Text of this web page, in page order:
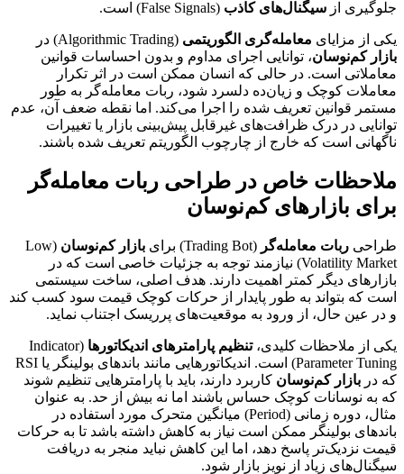
جلوگیری از سیگنال‌های کاذب (False Signals) است.
یکی از مزایای معامله‌گری الگوریتمی (Algorithmic Trading) در
بازار کم‌نوسان، توانایی اجرای مداوم و بدون احساسات قوانین
معاملاتی است. در حالی که انسان ممکن است در اثر تکرار
معاملات کوچک و زیان‌ده دلسرد شود، ربات معامله‌گر به طور
مستمر قوانین تعریف شده را اجرا می‌کند. اما نقطه ضعف آن، عدم
توانایی در درک ظرافت‌های غیرقابل پیش‌بینی بازار یا تغییرات
ناگهانی است که خارج از چارچوب الگوریتم تعریف شده باشند.
ملاحظات خاص در طراحی ربات معامله‌گر
برای بازارهای کم‌نوسان
طراحی ربات معامله‌گر (Trading Bot) برای بازار کم‌نوسان (Low
Volatility Market) نیازمند توجه به جزئیات خاصی است که در
بازارهای دیگر کمتر اهمیت دارند. هدف اصلی، ساخت سیستمی
است که بتواند به طور پایدار از حرکات کوچک قیمت سود کسب کند
و در عین حال، از ورود به موقعیت‌های پرریسک اجتناب نماید.
یکی از ملاحظات کلیدی،تنظیم پارامترهای اندیکاتورها (Indicator
Parameter Tuning) است. اندیکاتورهایی مانند باندهای بولینگر یا RSI
که در بازار کم‌نوسان کاربرد دارند، باید با پارامترهایی تنظیم شوند
که به نوسانات کوچک حساس باشند اما نه بیش از حد. به عنوان
مثال، دوره زمانی (Period) میانگین متحرک مورد استفاده در
باندهای بولینگر ممکن است نیاز به کاهش داشته باشد تا به حرکات
قیمت نزدیک‌تر پاسخ دهد، اما این کاهش نباید منجر به دریافت
سیگنال‌های زیاد از نویز بازار شود.